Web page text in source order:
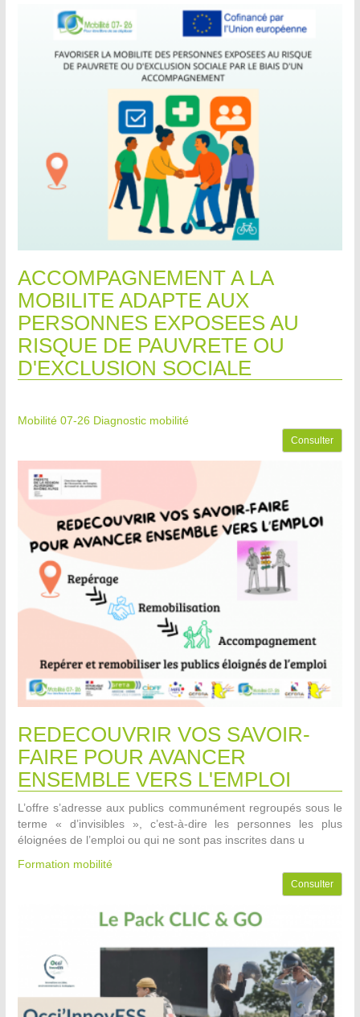
ACCOMPAGNEMENT A LA
MOBILITE ADAPTE AUX
PERSONNES EXPOSEES AU
RISQUE DE PAUVRETE OU
D'EXCLUSION SOCIALE
Mobilité 07-26 Diagnostic mobilité
Consulter
REDECOUVRIR VOS SAVOIR-
FAIRE POUR AVANCER
ENSEMBLE VERS L'EMPLOI
L’offre s’adresse aux publics communément regroupés sous le
terme « d’invisibles », c’est-à-dire les personnes les plus
éloignées de l’emploi ou qui ne sont pas inscrites dans u
Formation mobilité
Consulter